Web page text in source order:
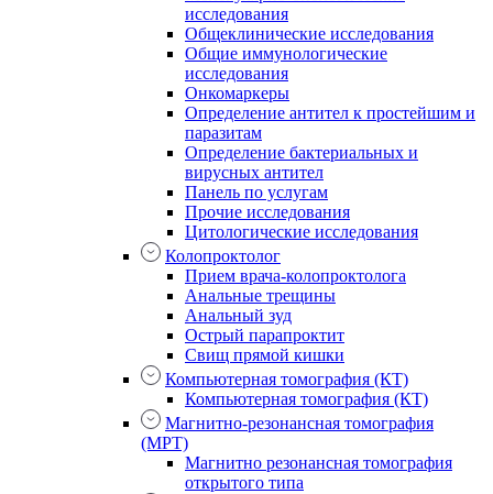
исследования
Общеклинические исследования
Общие иммунологические
исследования
Онкомаркеры
Определение антител к простейшим и
паразитам
Определение бактериальных и
вирусных антител
Панель по услугам
Прочие исследования
Цитологические исследования
Колопроктолог
Прием врача-колопроктолога
Анальные трещины
Анальный зуд
Острый парапроктит
Свищ прямой кишки
Компьютерная томография (КТ)
Компьютерная томография (КТ)
Магнитно-резонансная томография
(МРТ)
Магнитно резонансная томография
открытого типа